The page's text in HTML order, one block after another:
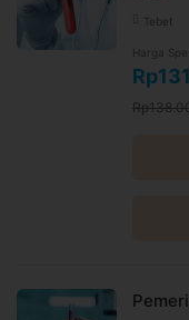
Tebet
Harga